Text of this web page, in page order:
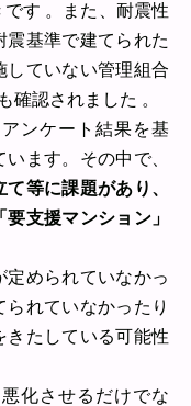
す 。また、耐震性
基準で建てられた
していない管理組合
確認されました 。
ンケート結果を基
ます。その中で、
等に課題があり、
支援マンション」
定められていなかっ
れていなかったり
きたしている可能性
化させるだけでな